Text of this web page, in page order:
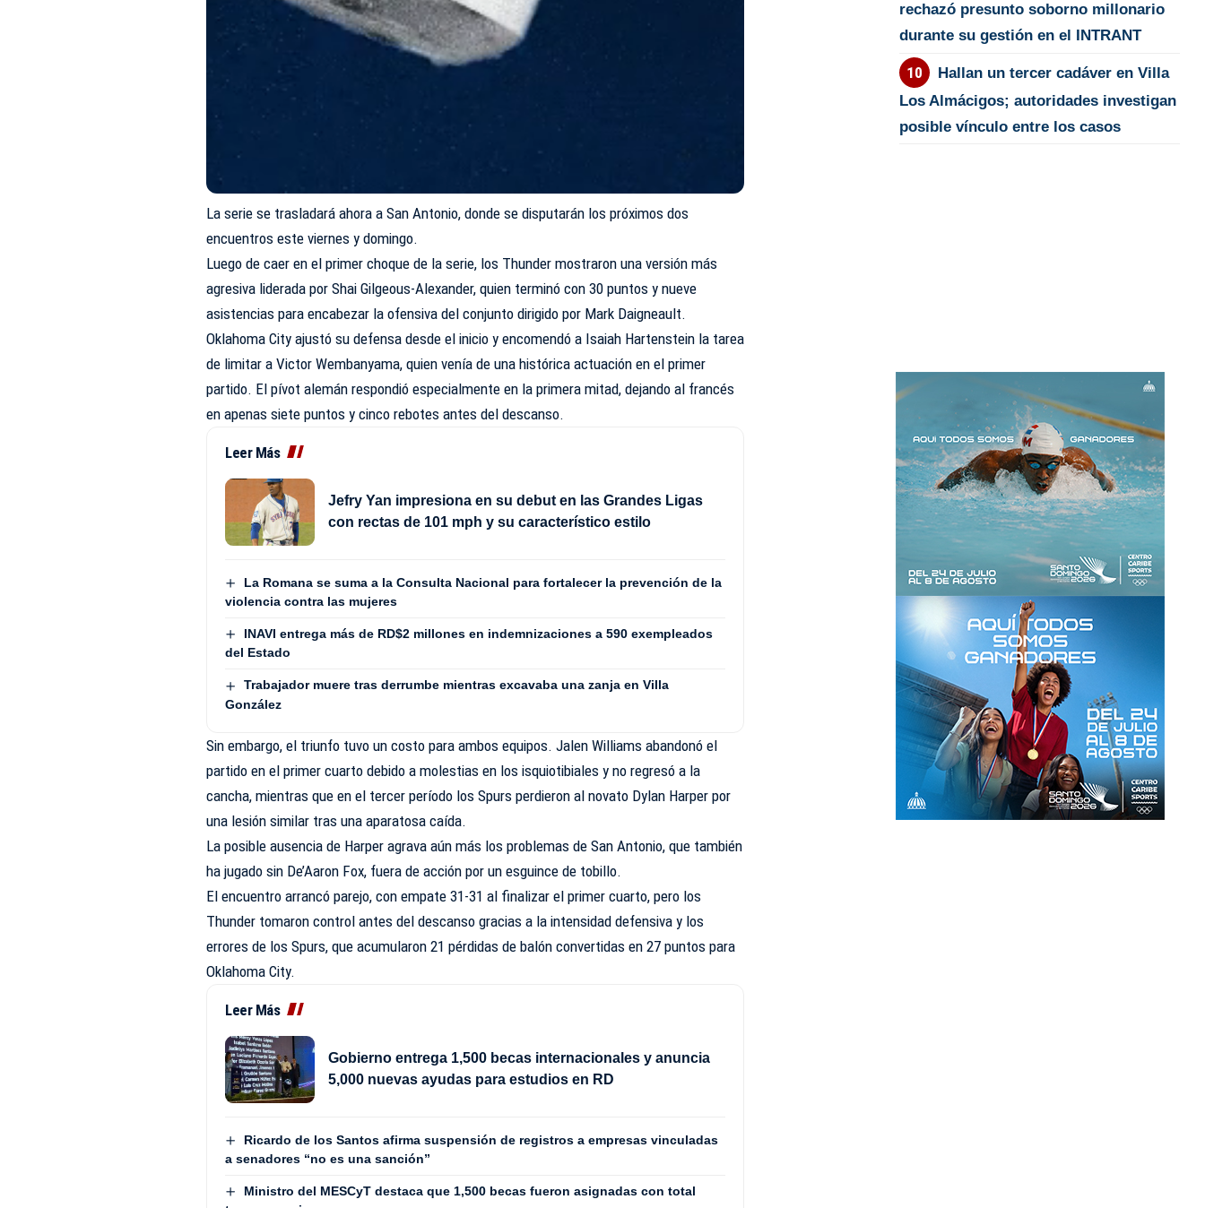
La serie se trasladará ahora a San Antonio, donde se disputarán los próximos dos
encuentros este viernes y domingo.
Luego de caer en el primer choque de la serie, los Thunder mostraron una versión más
agresiva liderada por Shai Gilgeous-Alexander, quien terminó con 30 puntos y nueve
asistencias para encabezar la ofensiva del conjunto dirigido por Mark Daigneault.
Oklahoma City ajustó su defensa desde el inicio y encomendó a Isaiah Hartenstein la tarea
de limitar a Victor Wembanyama, quien venía de una histórica actuación en el primer
partido. El pívot alemán respondió especialmente en la primera mitad, dejando al francés
en apenas siete puntos y cinco rebotes antes del descanso.
Leer Más
Jefry Yan impresiona en su debut en las Grandes Ligas
con rectas de 101 mph y su característico estilo
La Romana se suma a la Consulta Nacional para fortalecer la prevención de la
violencia contra las mujeres
INAVI entrega más de RD$2 millones en indemnizaciones a 590 exempleados
del Estado
Trabajador muere tras derrumbe mientras excavaba una zanja en Villa
González
Sin embargo, el triunfo tuvo un costo para ambos equipos. Jalen Williams abandonó el
partido en el primer cuarto debido a molestias en los isquiotibiales y no regresó a la
cancha, mientras que en el tercer período los Spurs perdieron al novato Dylan Harper por
una lesión similar tras una aparatosa caída.
La posible ausencia de Harper agrava aún más los problemas de San Antonio, que también
ha jugado sin De’Aaron Fox, fuera de acción por un esguince de tobillo.
El encuentro arrancó parejo, con empate 31-31 al finalizar el primer cuarto, pero los
Thunder tomaron control antes del descanso gracias a la intensidad defensiva y los
errores de los Spurs, que acumularon 21 pérdidas de balón convertidas en 27 puntos para
Oklahoma City.
Leer Más
Gobierno entrega 1,500 becas internacionales y anuncia
5,000 nuevas ayudas para estudios en RD
Ricardo de los Santos afirma suspensión de registros a empresas vinculadas
a senadores “no es una sanción”
Ministro del MESCyT destaca que 1,500 becas fueron asignadas con total
rechazó presunto soborno millonario
durante su gestión en el INTRANT
Hallan un tercer cadáver en Villa
Los Almácigos; autoridades investigan
posible vínculo entre los casos